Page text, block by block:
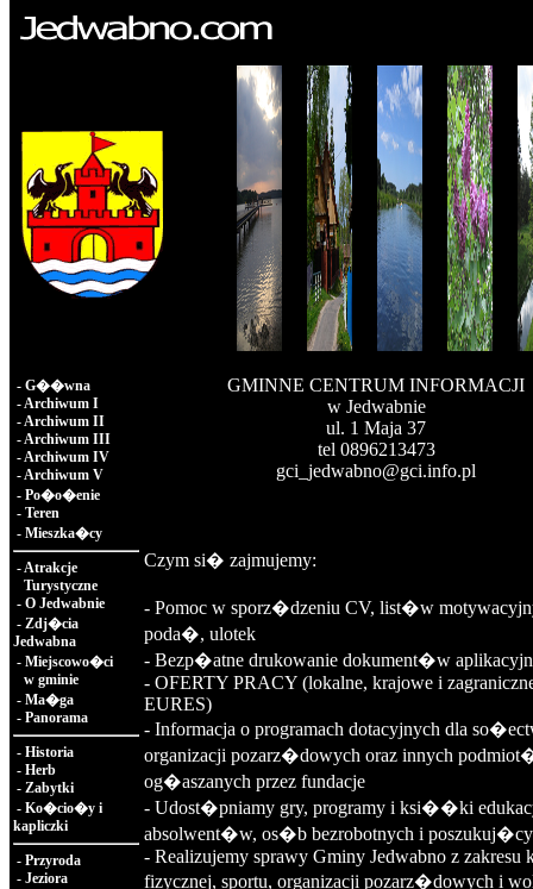
- G��wna
-Archiwum I
-Archiwum II
-Archiwum III
-Archiwum IV
-Archiwum V
- Po�o�enie
- Teren
- Mieszka�cy
-Atrakcje
Turystyczne
- O Jedwabnie
- Zdj�cia
Jedwabna
- Miejscowo�ci
w gminie
- Ma�ga
- Panorama
- Historia
- Herb
- Zabytki
- Ko�cio�y i
kapliczki
- Przyroda
- Jeziora
GMINNE CENTRUM INFORMACJI
w Jedwabnie
ul. 1 Maja 37
tel 0896213473
gci_jedwabno@gci.info.pl
Czym si� zajmujemy:
- Pomoc w sporz�dzeniu CV, list�w
poda�, ulotek
- Bezp�atne drukowanie dokument�w
- OFERTY PRACY (lokalne, krajowe i
EURES)
- Informacja o programach dotacyjnych dla
organizacji pozarz�dowych oraz innych
og�aszanych przez fundacje
- Udost�pniamy gry, programy i ksi��ki
absolwent�w, os�b bezrobotnych i
- Realizujemy sprawy Gminy Jedwabno z zakresu
fizycznej, sportu, organizacji pozarz�dowych i